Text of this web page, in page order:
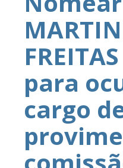
para
cargo